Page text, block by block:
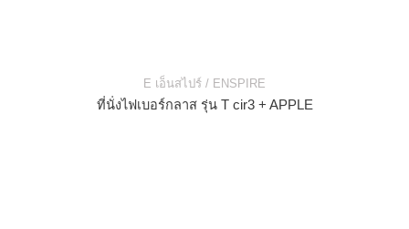
E เอ็นสไปร์ / ENSPIRE
ที่นั่งไฟเบอร์กลาส รุ่น T cir3 + APPLE